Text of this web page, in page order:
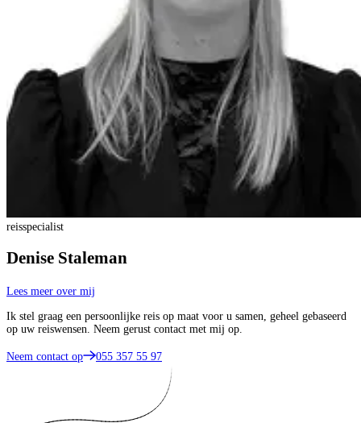
reisspecialist
Denise Staleman
Lees meer over mij
Ik stel graag een persoonlijke reis op maat voor u samen, geheel gebaseerd
op uw reiswensen. Neem gerust contact met mij op.
Neem contact op 055 357 55 97